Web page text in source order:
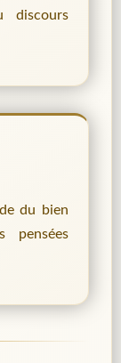
discours
du bien
pensées